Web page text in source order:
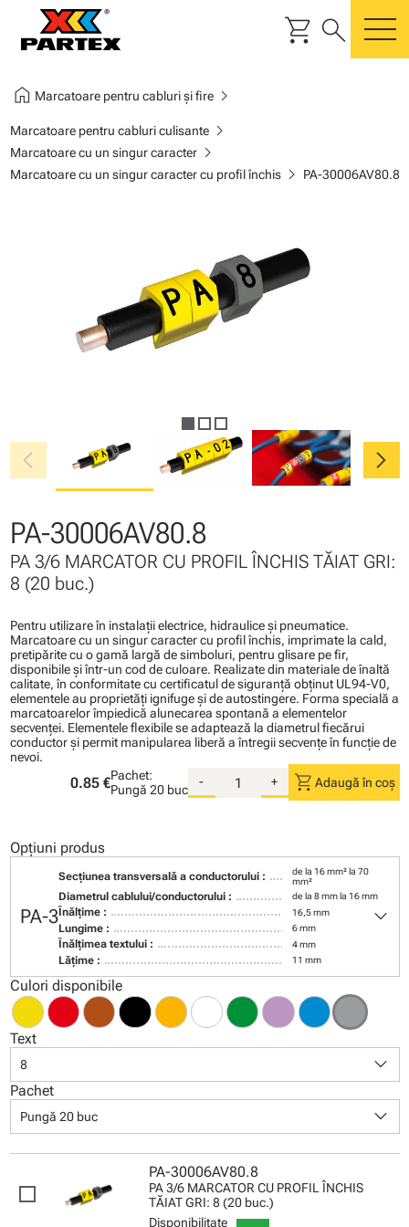
shopping_cart search
home Marcatoare pentru cabluri și firechevron_right
Marcatoare pentru cabluri culisantechevron_right
Marcatoare cu un singur caracterchevron_right
Marcatoare cu un singur caracter cu profil închischevron_right PA-30006AV80.8
chevron_left chevron_right
PA-30006AV80.8
PA 3/6 MARCATOR CU PROFIL ÎNCHIS TĂIAT GRI:
8 (20 buc.)
Pentru utilizare în instalaţii electrice, hidraulice şi pneumatice.
Marcatoare cu un singur caracter cu profil închis, imprimate la cald,
pretipărite cu o gamă largă de simboluri, pentru glisare pe fir,
disponibile şi într-un cod de culoare. Realizate din materiale de înaltă
calitate, în conformitate cu certificatul de siguranţă obţinut UL94-V0,
elementele au proprietăţi ignifuge şi de autostingere. Forma specială a
marcatoarelor împiedică alunecarea spontană a elementelor
secvenţei. Elementele flexibile se adaptează la diametrul fiecărui
conductor şi permit manipularea liberă a întregii secvenţe în funcţie de
nevoi.
0.85 €Pachet:
Pungă 20 buc
- + shopping_cart Adaugă în coș
Opțiuni produs
PA-3
Secţiunea transversală a conductorului :
de la 16 mm² la 70
mm²
Diametrul cablului/conductorului : de la 8 mm la 16 mm
Înălţime : 16,5 mm
Lungime : 6 mm
Înălţimea textului : 4 mm
Lăţime : 11 mm
keyboard_arrow_down
Culori disponibile
Text
8 keyboard_arrow_down
Pachet
Pungă 20 buc keyboard_arrow_down
PA-30006AV80.8
PA 3/6 MARCATOR CU PROFIL ÎNCHIS
TĂIAT GRI: 8 (20 buc.)
Disponibilitate